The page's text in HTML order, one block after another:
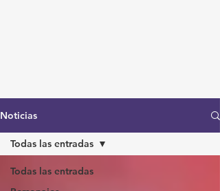
Noticias
Todas las entradas
Todas las entradas